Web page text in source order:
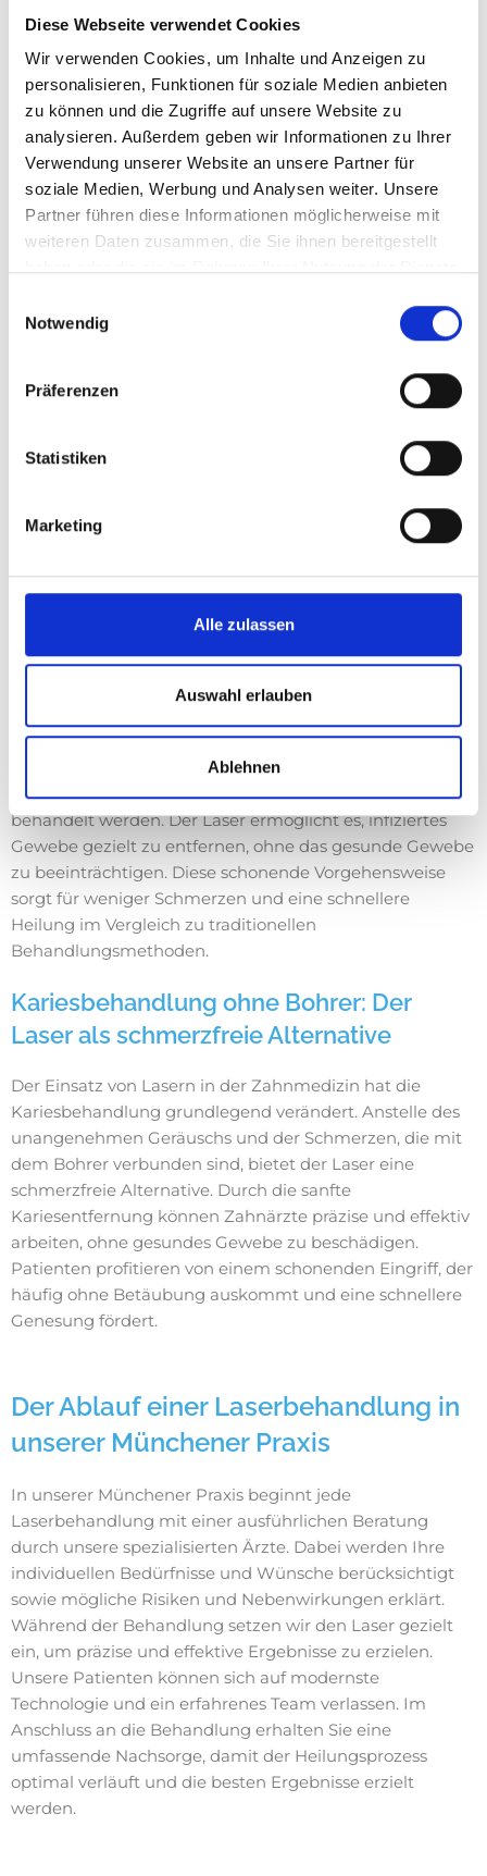
Diese Webseite verwendet Cookies
Wir verwenden Cookies, um Inhalte und Anzeigen zu
personalisieren, Funktionen für soziale Medien anbieten
zu können und die Zugriffe auf unsere Website zu
analysieren. Außerdem geben wir Informationen zu Ihrer
Verwendung unserer Website an unsere Partner für
soziale Medien, Werbung und Analysen weiter. Unsere
Partner führen diese Informationen möglicherweise mit
weiteren Daten zusammen, die Sie ihnen bereitgestellt
Notwendig
Präferenzen
Statistiken
Marketing
Alle zulassen
Auswahl erlauben
Ablehnen
Gewebe gleichzeitig versiegelt. Dies ist besonders
vorteilhaft bei Eingriffen im empfindlichen Bereich des
Zahnfleisches. Zudem sind Laserbehandlungen in der
Regel minimalinvasiv.
Zahnreinigung mit Laser – Effektiv
und gründlich
gründliche Reinigungsmethode für Patienten mit tiefen
Zahnfleischtaschen oder empfindlichen Zähnen. Durch
erreichbare Stellen im Mundraum erreicht werden, was
gewährleisten können. Der Laser wirkt desinfizierend,
reduziert Entzündungen und fördert die Gewebeheilung.
schmerzarm, was besonders bei empfindlichen Zähnen
Laserbehandlung des Zahnfleischs:
Schonende Therapie bei Parodontitis
besonders schonende und effektive Therapiemethode
bei Parodontitis etabliert. Durch den präzisen Einsatz des
Lasers können Zahnfleischerkrankungen effizient
behandelt werden. Der Laser ermöglicht es, infiziertes
Gewebe gezielt zu entfernen, ohne das gesunde Gewebe
zu beeinträchtigen. Diese schonende Vorgehensweise
sorgt für weniger Schmerzen und eine schnellere
Heilung im Vergleich zu traditionellen
Behandlungsmethoden.
Kariesbehandlung ohne Bohrer: Der
Laser als schmerzfreie Alternative
Der Einsatz von Lasern in der Zahnmedizin hat die
Kariesbehandlung grundlegend verändert. Anstelle des
unangenehmen Geräuschs und der Schmerzen, die mit
dem Bohrer verbunden sind, bietet der Laser eine
schmerzfreie Alternative. Durch die sanfte
Kariesentfernung können Zahnärzte präzise und effektiv
arbeiten, ohne gesundes Gewebe zu beschädigen.
Patienten profitieren von einem schonenden Eingriff, der
häufig ohne Betäubung auskommt und eine schnellere
Genesung fördert.
Der Ablauf einer Laserbehandlung in
unserer Münchener Praxis
In unserer Münchener Praxis beginnt jede
Laserbehandlung mit einer ausführlichen Beratung
durch unsere spezialisierten Ärzte. Dabei werden Ihre
individuellen Bedürfnisse und Wünsche berücksichtigt
sowie mögliche Risiken und Nebenwirkungen erklärt.
Während der Behandlung setzen wir den Laser gezielt
ein, um präzise und effektive Ergebnisse zu erzielen.
Unsere Patienten können sich auf modernste
Technologie und ein erfahrenes Team verlassen. Im
Anschluss an die Behandlung erhalten Sie eine
umfassende Nachsorge, damit der Heilungsprozess
optimal verläuft und die besten Ergebnisse erzielt
werden.